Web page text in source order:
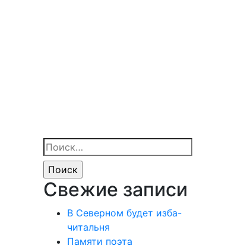
Найти:
Свежие записи
В Северном будет изба-
читальня
Памяти поэта